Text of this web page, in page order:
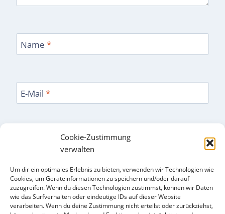
Cookie-Zustimmung
verwalten
Um dir ein optimales Erlebnis zu bieten, verwenden wir Technologien wie
Cookies, um Geräteinformationen zu speichern und/oder darauf
zuzugreifen. Wenn du diesen Technologien zustimmst, können wir Daten
wie das Surfverhalten oder eindeutige IDs auf dieser Website
verarbeiten. Wenn du deine Zustimmung nicht erteilst oder zurückziehst,
Name *
E-Mail *
Name, E-Mail-Adresse und Website in diesem
Browser für meinen nächsten Kommentar
speichern.